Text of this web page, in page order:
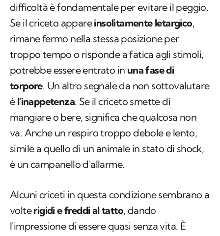
difficoltà è fondamentale per evitare il peggio.
Se il criceto appareinsolitamente letargico,
rimane fermo nella stessa posizione per
troppo tempo o risponde a fatica agli stimoli,
potrebbe essere entrato in una fase di
torpore. Un altro segnale da non sottovalutare
è l'inappetenza. Se il criceto smette di
mangiare o bere, significa che qualcosa non
va. Anche un respiro troppo debole e lento,
simile a quello di un animale in stato di shock,
è un campanello d'allarme.
Alcuni criceti in questa condizione sembrano a
volterigidi e freddi al tatto, dando
l'impressione di essere quasi senza vita. È